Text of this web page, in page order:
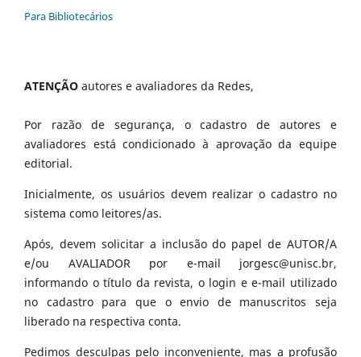
Para Bibliotecários
ATENÇÃO autores e avaliadores da Redes,
Por razão de segurança, o cadastro de autores e
avaliadores está condicionado à aprovação da equipe
editorial.
Inicialmente, os usuários devem realizar o cadastro no
sistema como leitores/as.
Após, devem solicitar a inclusão do papel de AUTOR/A
e/ou AVALIADOR por e-mail jorgesc@unisc.br,
informando o título da revista, o login e e-mail utilizado
no cadastro para que o envio de manuscritos seja
liberado na respectiva conta.
Pedimos desculpas pelo inconveniente, mas a profusão